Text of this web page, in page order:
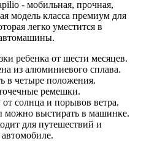
- мобильная, прочная,
модель класса премиум для
легко уместится в
ребенка от шести месяцев.
из алюминиевого сплава.
в четыре положения.
ремешки.
солнца и порывов ветра.
можно выстирать в машинке.
для путешествий и